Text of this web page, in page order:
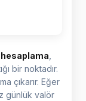
,
bir noktadır.
çıkarır. Eğer
günlük valör